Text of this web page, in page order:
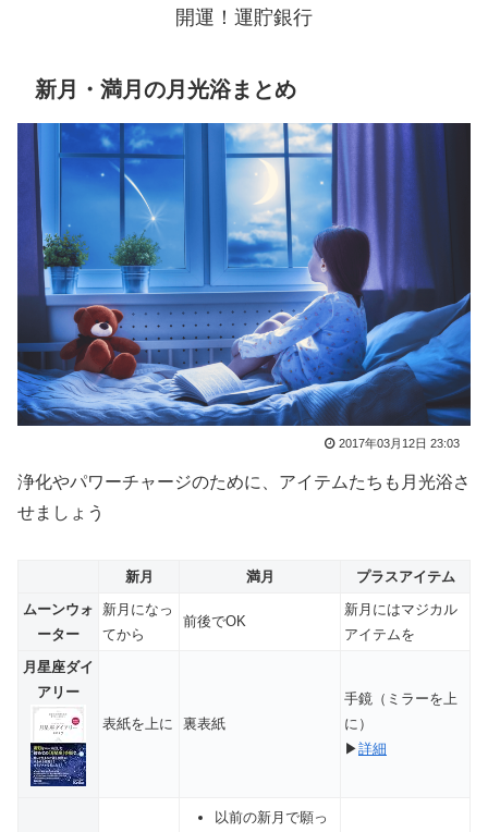
開運！運貯銀行
新月・満月の月光浴まとめ
2017年03月12日 23:03
浄化やパワーチャージのために、アイテムたちも月光浴さ
せましょう
新月 満月
プラスアイテム
ムーンウォ
ーター
新月になっ
てから
前後でOK
新月にはマジカル
アイテムを
月星座ダイ
アリー
表紙を上に
裏表紙
手鏡（ミラーを上
に）
▶詳細
以前の新月で願っ